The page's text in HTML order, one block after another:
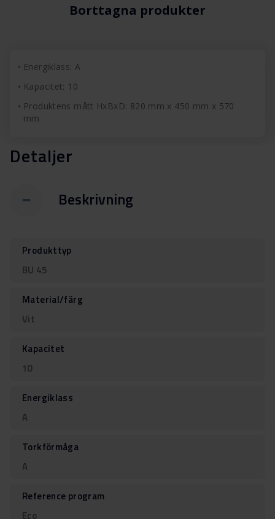
Borttagna produkter
Energiklass: A
Kapacitet: 10
Produktens mått HxBxD: 820 mm x 450 mm x 570
mm
Detaljer
Beskrivning
Produkttyp
BU 45
Material/färg
Vit
Kapacitet
10
Energiklass
A
Torkförmåga
A
Reference program
Eco